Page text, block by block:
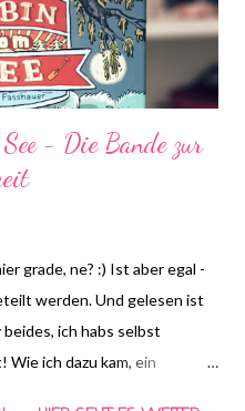
- Die Bande zur
grade, ne? :) Ist aber egal -
werden. Und gelesen ist
ich habs selbst
ich dazu kam, ein